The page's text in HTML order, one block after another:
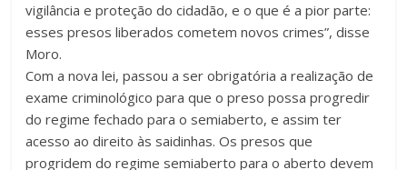
vigilância e proteção do cidadão, e o que é a pior parte:
esses presos liberados cometem novos crimes”, disse
Moro.
Com a nova lei, passou a ser obrigatória a realização de
exame criminológico para que o preso possa progredir
do regime fechado para o semiaberto, e assim ter
acesso ao direito às saidinhas. Os presos que
progridem do regime semiaberto para o aberto devem